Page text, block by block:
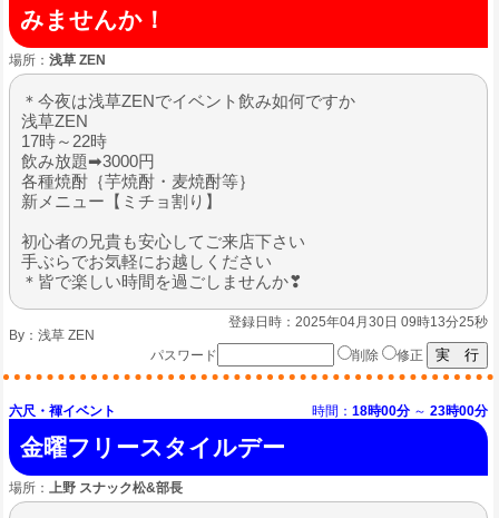
みませんか！
場所： 浅草 ZEN
＊今夜は浅草ZENでイベント飲み如何ですか
浅草ZEN
17時～22時
飲み放題➡3000円
各種焼酎｛芋焼酎・麦焼酎等｝
新メニュー【ミチョ割り】
初心者の兄貴も安心してご来店下さい
手ぶらでお気軽にお越しください
＊皆で楽しい時間を過ごしませんか❣
登録日時：2025年04月30日 09時13分25秒
By： 浅草 ZEN
パスワード
削除 修正
六尺・褌イベント 時間： 18時00分 ～ 23時00分
金曜フリースタイルデー
場所： 上野 スナック松&部長